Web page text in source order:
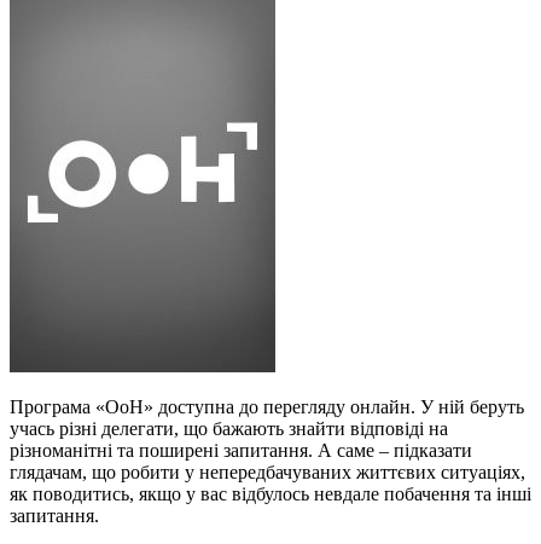
Програма «ОоН» доступна до перегляду онлайн. У ній беруть
учась різні делегати, що бажають знайти відповіді на
різноманітні та поширені запитання. А саме – підказати
глядачам, що робити у непередбачуваних життєвих ситуаціях,
як поводитись, якщо у вас відбулось невдале побачення та інші
запитання.